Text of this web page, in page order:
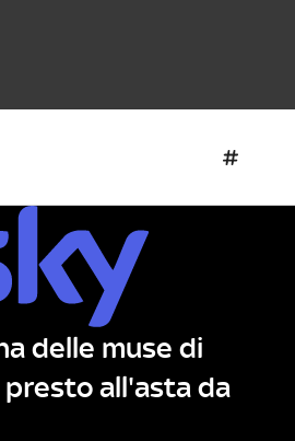
delle muse di
presto all'asta da